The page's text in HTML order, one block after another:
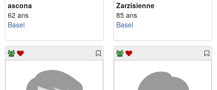
ascona
62 ans
Basel
Zarzisienne
85 ans
Basel